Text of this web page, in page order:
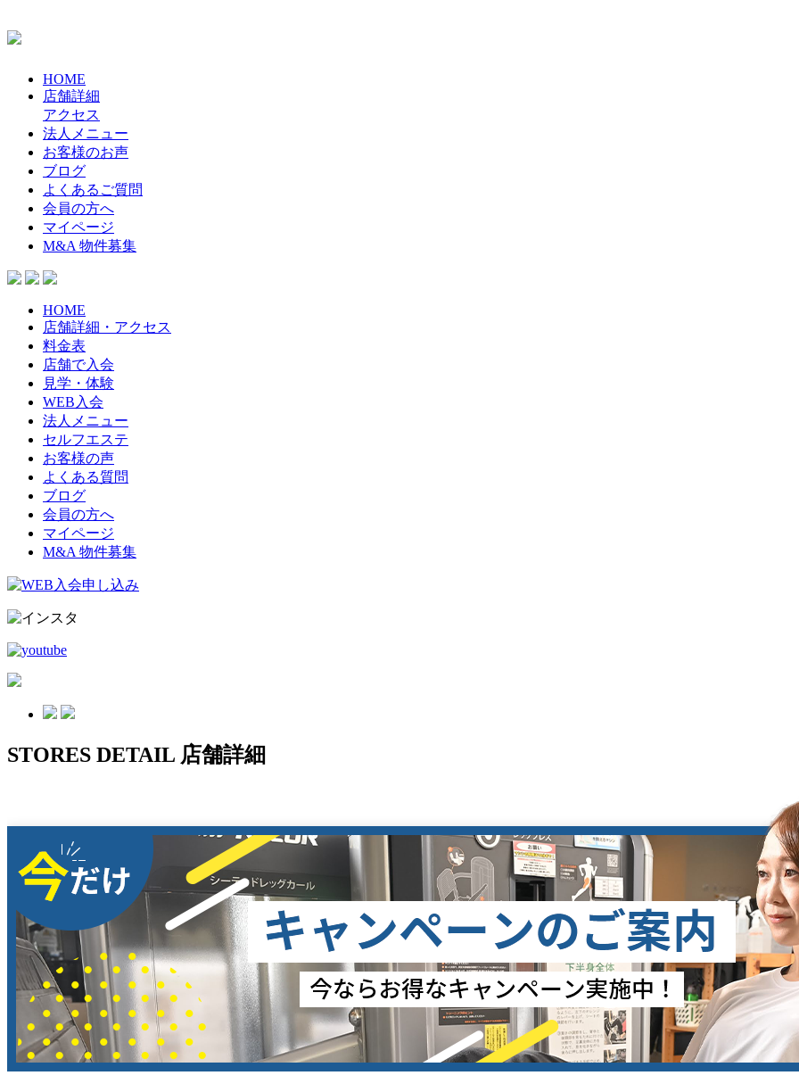
HOME
店舗詳細
アクセス
法人メニュー
お客様のお声
ブログ
よくあるご質問
会員の方へ
マイページ
M&A 物件募集
HOME
店舗詳細・アクセス
料金表
店舗で入会
見学・体験
WEB入会
法人メニュー
セルフエステ
お客様の声
よくある質問
ブログ
会員の方へ
マイページ
M&A 物件募集
STORES DETAIL 店舗詳細